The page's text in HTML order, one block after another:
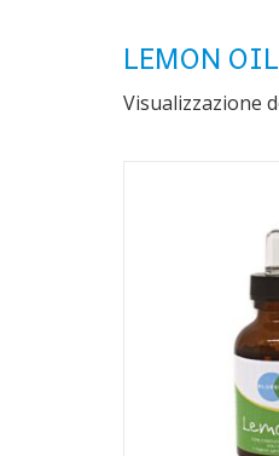
LEMON OIL
Visualizzazione